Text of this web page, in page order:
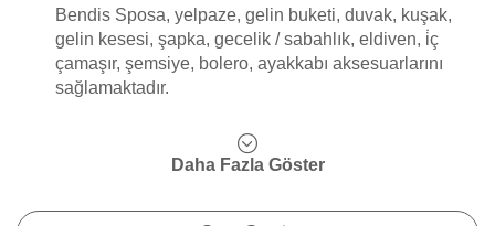
Bendis Sposa, yelpaze, gelin buketi, duvak, kuşak,
gelin kesesi, şapka, gecelik / sabahlık, eldiven, i̇ç
çamaşır, şemsiye, bolero, ayakkabı aksesuarlarını
sağlamaktadır.
Daha Fazla Göster